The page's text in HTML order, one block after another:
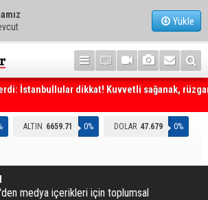
Yükle
İstanbullular dikkat! Kuvvetli sağanak,
alın
(EGM) 6 bin 250 kadro ihdas edildi
ALTIN 6659.71 0% DOLAR 47.679 0%
medya içerikleri için toplumsal